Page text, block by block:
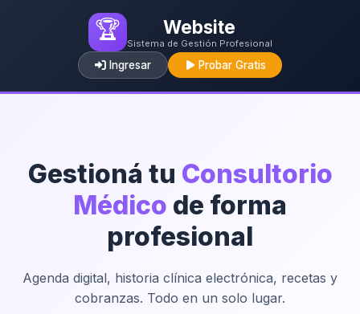
🏆 Website
Sistema de Gestión Profesional
Ingresar Probar Gratis
Gestioná tu Consultorio
Médico de forma
profesional
Agenda digital, historia clínica electrónica, recetas y
cobranzas. Todo en un solo lugar.